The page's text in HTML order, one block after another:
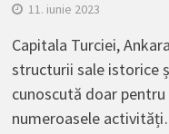
11. iunie 2023
Capitala Turciei,
structurii sale istorice
cunoscută doar
numeroasele